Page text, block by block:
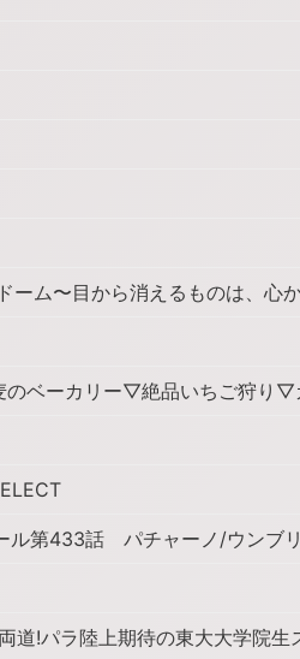
ム〜目から消えるものは、心
ベーカリー▽絶品いちご狩り▽
ル第433話 パチャーノ/ウンブ
!パラ陸上期待の東大大学院生